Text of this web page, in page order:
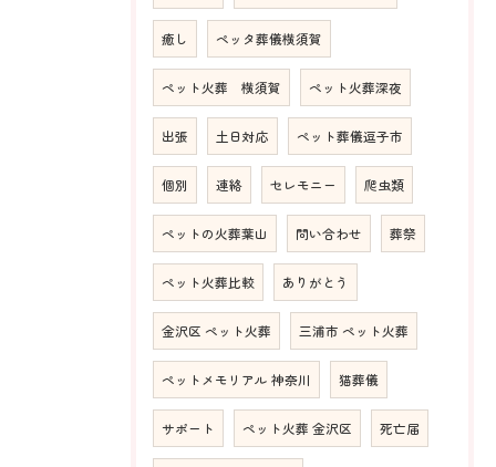
癒し ペッタ葬儀横須賀
ペット火葬 横須賀 ペット火葬深夜
出張 土日対応 ペット葬儀逗子市
個別 連絡 セレモニー 爬虫類
ペットの火葬葉山 問い合わせ 葬祭
ペット火葬比較 ありがとう
金沢区 ペット火葬 三浦市 ペット火葬
ペットメモリアル 神奈川 猫葬儀
サポート ペット火葬 金沢区 死亡届